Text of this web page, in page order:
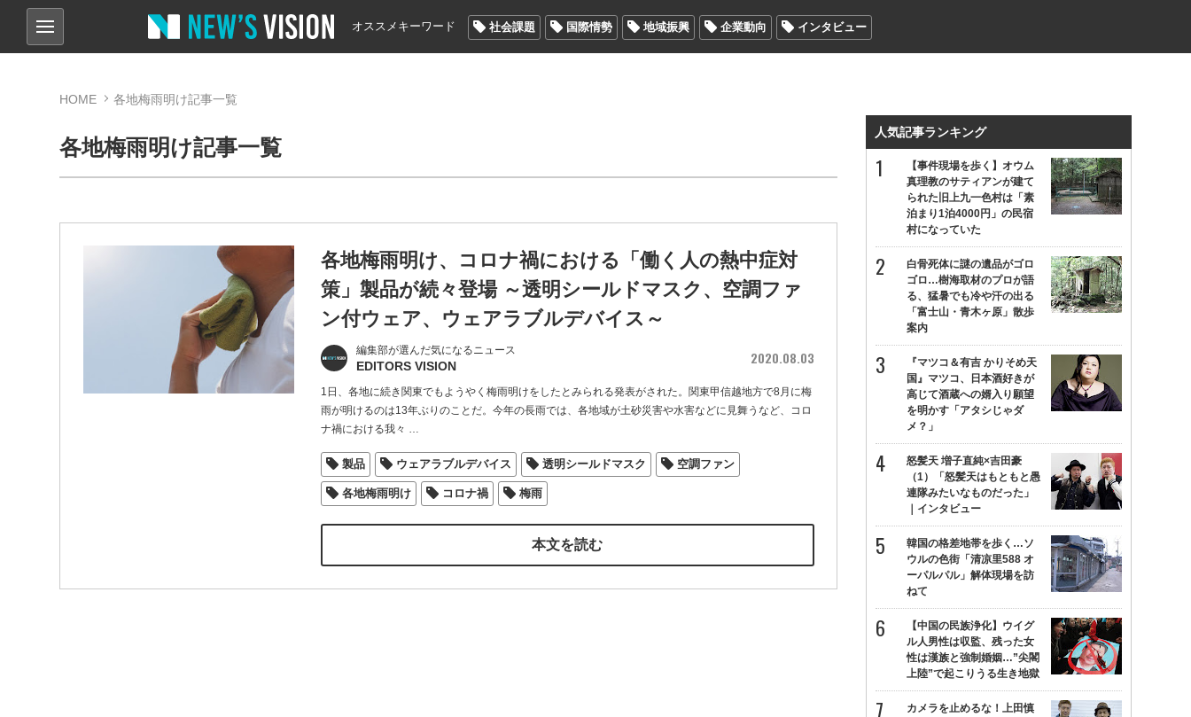
オススメキーワード 社会課題 国際情勢 地域振興 企業動向 インタビュー
HOME 各地梅雨明け記事一覧
各地梅雨明け記事一覧
各地梅雨明け、コロナ禍における「働く人の熱中症対
策」製品が続々登場 ～透明シールドマスク、空調ファ
ン付ウェア、ウェアラブルデバイス～
編集部が選んだ気になるニュース
EDITORS VISION 2020.08.03
1日、各地に続き関東でもようやく梅雨明けをしたとみられる発表がされた。関東甲信越地方で8月に梅
雨が明けるのは13年ぶりのことだ。今年の長雨では、各地域が土砂災害や水害などに見舞うなど、コロ
ナ禍における我々 …
製品 ウェアラブルデバイス 透明シールドマスク 空調ファン
各地梅雨明け コロナ禍 梅雨
本文を読む
人気記事ランキング
【事件現場を歩く】オウム
真理教のサティアンが建て
られた旧上九一色村は「素
泊まり1泊4000円」の民宿
村になっていた
白骨死体に謎の遺品がゴロ
ゴロ…樹海取材のプロが語
る、猛暑でも冷や汗の出る
「富士山・青木ヶ原」散歩
案内
『マツコ＆有吉 かりそめ天
国』マツコ、日本酒好きが
高じて酒蔵への婿入り願望
を明かす「アタシじゃダ
メ？」
怒髪天 増子直純×吉田豪
（1）「怒髪天はもともと愚
連隊みたいなものだった」
｜インタビュー
韓国の格差地帯を歩く…ソ
ウルの色街「清凉里588 オ
ーパルパル」解体現場を訪
ねて
【中国の民族浄化】ウイグ
ル人男性は収監、残った女
性は漢族と強制婚姻…”尖閣
上陸”で起こりうる生き地獄
カメラを止めるな！上田慎